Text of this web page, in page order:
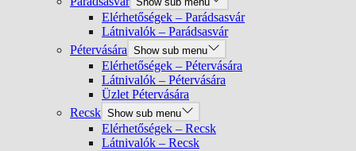
Elérhetőségek – Parádsasvár
Látnivalók – Parádsasvár
Pétervására Show sub menu
Elérhetőségek – Pétervására
Látnivalók – Pétervására
Üzlet Pétervására
Recsk Show sub menu
Elérhetőségek – Recsk
Látnivalók – Recsk